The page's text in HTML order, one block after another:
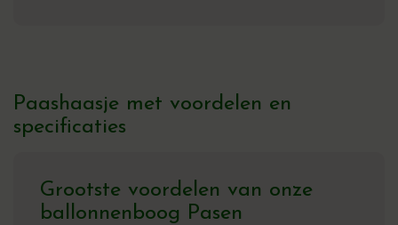
Paashaasje met voordelen en
specificaties
Grootste voordelen van onze
ballonnenboog Pasen